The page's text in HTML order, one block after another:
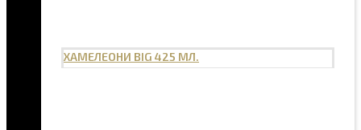
ХАМЕЛЕОНИ BIG 425 МЛ.